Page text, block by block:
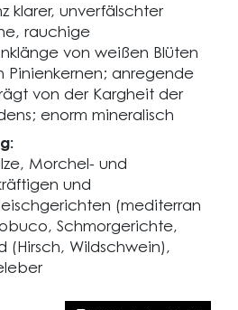
klarer, unverfälschter
rauchige
von weißen Blüten
Pinienkernen; anregende
von der Kargheit der
enorm mineralisch
Morchel- und
und
(mediterran
Schmorgerichte,
(Hirsch, Wildschwein),